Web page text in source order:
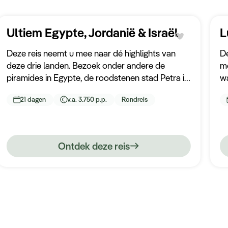
Ultiem Egypte, Jordanië & Israël
Deze reis neemt u mee naar dé highlights van
deze drie landen. Bezoek onder andere de
piramides in Egypte, de roodstenen stad Petra in
21 dagen v.a. 3.750 p.p. Rondreis
Ontdek deze reis